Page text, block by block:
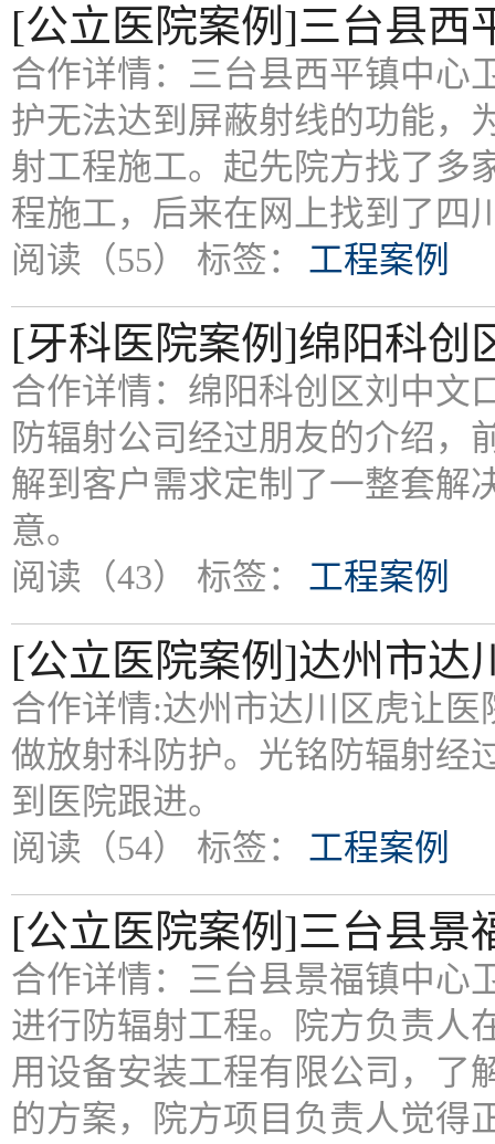
[公立医院案例]三台县西
合作详情：三台县西平镇中心
护无法达到屏蔽射线的功能，
射工程施工。起先院方找了多
程施工，后来在网上找到了四
阅读（55） 标签： 工程案例
[牙科医院案例]绵阳科创
合作详情：绵阳科创区刘中文
防辐射公司经过朋友的介绍，
解到客户需求定制了一整套解
意。
阅读（43） 标签： 工程案例
[公立医院案例]达州市达
合作详情:达州市达川区虎让
做放射科防护。光铭防辐射经
到医院跟进。
阅读（54） 标签： 工程案例
[公立医院案例]三台县景
合作详情：三台县景福镇中心
进行防辐射工程。院方负责人
用设备安装工程有限公司，了
的方案，院方项目负责人觉得